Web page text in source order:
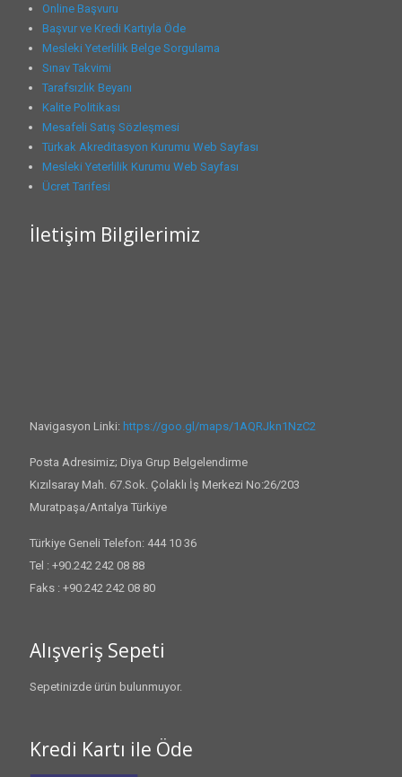
Online Başvuru
Başvur ve Kredi Kartıyla Öde
Mesleki Yeterlilik Belge Sorgulama
Sınav Takvimi
Tarafsızlık Beyanı
Kalite Politikası
Mesafeli Satış Sözleşmesi
Türkak Akreditasyon Kurumu Web Sayfası
Mesleki Yeterlilik Kurumu Web Sayfası
Ücret Tarifesi
İletişim Bilgilerimiz
Navigasyon Linki: https://goo.gl/maps/1AQRJkn1NzC2
Posta Adresimiz; Diya Grup Belgelendirme
Kızılsaray Mah. 67.Sok. Çolaklı İş Merkezi No:26/203
Muratpaşa/Antalya Türkiye
Türkiye Geneli Telefon: 444 10 36
Tel : +90.242 242 08 88
Faks : +90.242 242 08 80
Alışveriş Sepeti
Sepetinizde ürün bulunmuyor.
Kredi Kartı ile Öde